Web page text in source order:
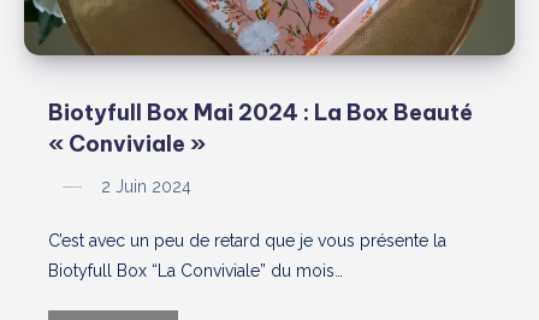
:
et
avis
Biotyfull Box Mai 2024 : La Box Beauté
« Conviviale »
2 Juin 2024
C’est avec un peu de retard que je vous présente la
Biotyfull Box “La Conviviale” du mois…